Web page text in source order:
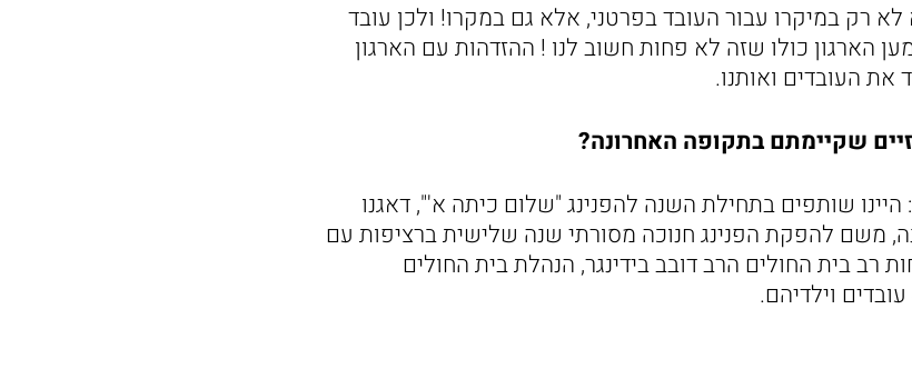
רק במיקרו עבור העובד בפרטני, אלא גם במקרו! ולכן עובד
הארגון כולו שזה לא פחות חשוב לנו ! ההזדהות עם הארגון
העובדים ואותנו.
שקיימתם בתקופה האחרונה?
היינו שותפים בתחילת השנה להפנינג "שלום כיתה א'", דאגנו
משם להפקת הפנינג חנוכה מסורתי שנה שלישית ברציפות עם
רב בית החולים הרב דובב בידינגר, הנהלת בית החולים